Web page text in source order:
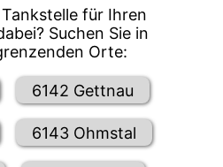
für Ihren
Suchen Sie in
Orte:
6142 Gettnau
6143 Ohmstal